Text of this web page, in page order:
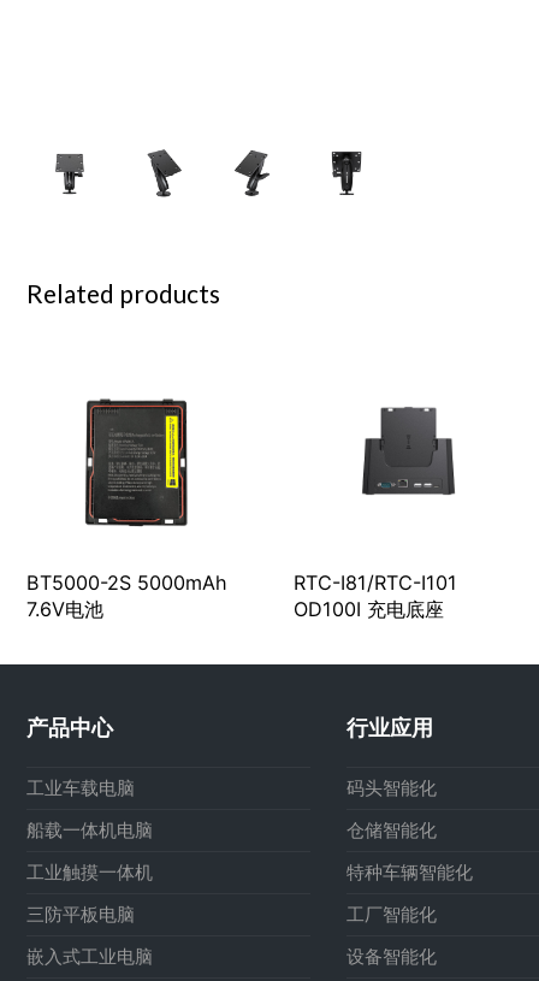
Related products
BT5000-2S 5000mAh
7.6V电池
RTC-I81/RTC-I101
OD100I 充电底座
产品中心
工业车载电脑
船载一体机电脑
工业触摸一体机
三防平板电脑
嵌入式工业电脑
行业应用
码头智能化
仓储智能化
特种车辆智能化
工厂智能化
设备智能化